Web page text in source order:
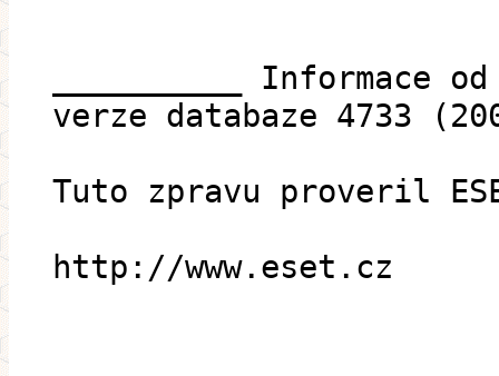
__________ Informace
verze databaze 4733
Tuto zpravu proveril
http://www.eset.cz